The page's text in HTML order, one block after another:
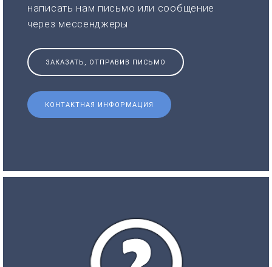
написать нам письмо или сообщение
через мессенджеры
ЗАКАЗАТЬ, ОТПРАВИВ ПИСЬМО
КОНТАКТНАЯ ИНФОРМАЦИЯ